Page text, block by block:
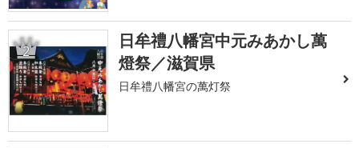
2
日牟禮八幡宮中元みあかし萬
燈祭／滋賀県
日牟禮八幡宮の萬灯祭